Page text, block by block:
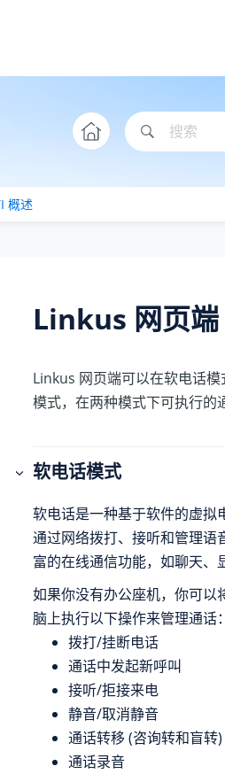
概述
Linkus 网页端
Linkus 网页端可以在软电话
模式，在两种模式下可执行的
软电话模式
软电话是一种基于软件的虚拟
通过网络拨打、接听和管理语
富的在线通信功能，如聊天、
如果你没有办公座机，你可以
脑上执行以下操作来管理通话：
拨打/挂断电话
通话中发起新呼叫
接听/拒接来电
静音/取消静音
通话转移 (咨询转和盲转)
通话录音